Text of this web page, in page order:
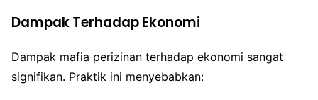
Dampak Terhadap Ekonomi
Dampak mafia perizinan terhadap ekonomi sangat
signifikan. Praktik ini menyebabkan: